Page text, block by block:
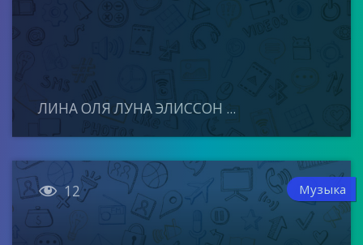
ЛИНА ОЛЯ ЛУНА ЭЛИССОН ...
 12 Музыка